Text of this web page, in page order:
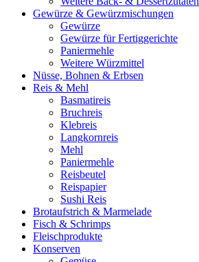
Gewürze & Gewürzmischungen
Gewürze
Gewürze für Fertiggerichte
Paniermehle
Weitere Würzmittel
Nüsse, Bohnen & Erbsen
Reis & Mehl
Basmatireis
Bruchreis
Klebreis
Langkornreis
Mehl
Paniermehle
Reisbeutel
Reispapier
Sushi Reis
Brotaufstrich & Marmelade
Fisch & Schrimps
Fleischprodukte
Konserven